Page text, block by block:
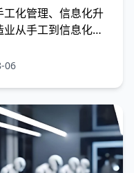
化管理、信息化升
从手工到信息化再
靠人催、靠经验；信
数字化阶段让数据自
06